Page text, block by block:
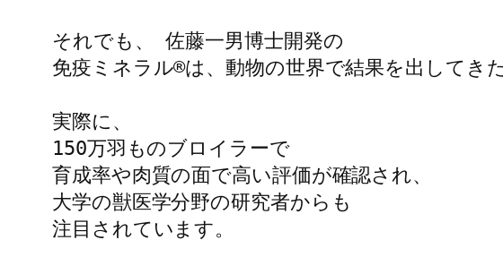
それでも、 佐藤一男博士開発の
免疫ミネラル®は、動物の世界で結果を出してき
実際に、
150万羽ものブロイラーで
育成率や肉質の面で高い評価が確認され、
大学の獣医学分野の研究者からも
注目されています。